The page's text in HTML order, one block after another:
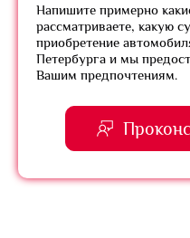
Напишите примерно
рассматриваете, какую
приобретение
Петербурга и мы
Вашим предпочтениям.